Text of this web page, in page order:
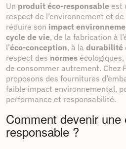
Un produit éco-responsable est
respect de l’environnement et
réduire son impact
cycle de vie, de la fabrication à
l’éco-conception, à la durabilité
respect des normes
de consommer autrement. Chez
proposons des fournitures
faible impact environnemental,
performance et responsabilité.
Comment devenir
responsable ?